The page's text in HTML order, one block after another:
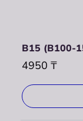
В15 (В100-
4950 ₸